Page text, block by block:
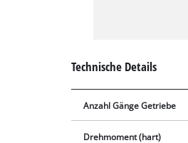
Technische Details
Anzahl Gänge Getriebe
Drehmoment (hart)